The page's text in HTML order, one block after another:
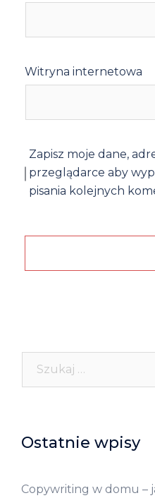
Witryna internetowa
Zapisz moje dane,
przeglądarce aby
pisania kolejnych
Ostatnie wpisy
Copywriting w domu –